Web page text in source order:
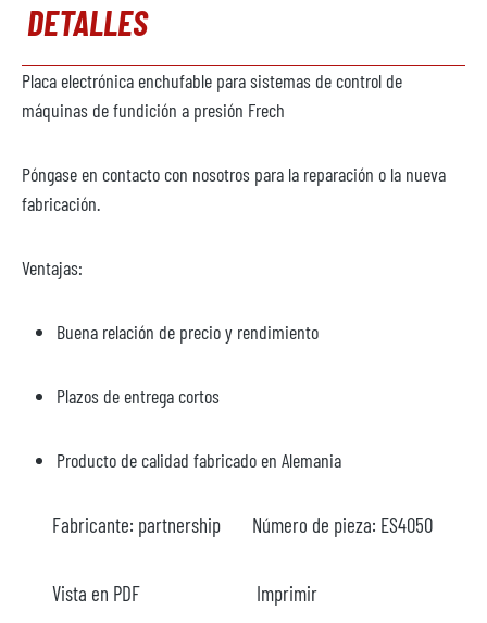
DETALLES
Placa electrónica enchufable para sistemas de control de
máquinas de fundición a presión Frech
Póngase en contacto con nosotros para la reparación o la nueva
fabricación.
Ventajas:
Buena relación de precio y rendimiento
Plazos de entrega cortos
Producto de calidad fabricado en Alemania
Fabricante: partnership Número de pieza: ES4050
Vista en PDF Imprimir